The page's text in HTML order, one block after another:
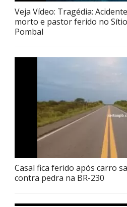
Veja Vídeo: Tragédia:
morto e pastor ferido no
Pombal
Casal fica ferido após carro
contra pedra na BR-230